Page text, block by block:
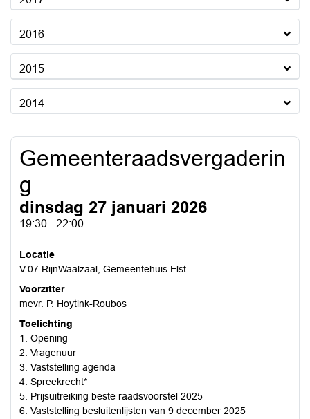
2016
2015
2014
Gemeenteraadsvergaderin
g
dinsdag 27 januari 2026
19:30 - 22:00
Locatie
V.07 RijnWaalzaal, Gemeentehuis Elst
Voorzitter
mevr. P. Hoytink-Roubos
Toelichting
1. Opening
2. Vragenuur
3. Vaststelling agenda
4. Spreekrecht*
5. Prijsuitreiking beste raadsvoorstel 2025
6. Vaststelling besluitenlijsten van 9 december 2025